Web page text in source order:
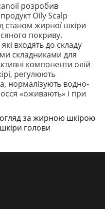
розробив
Oily Scalp
станом жирної шкіри
покриву.
входять до складу
складниками для
компоненти олій
регулюють
нормалізують водно-
«оживають» і при
за жирною шкірою
голови